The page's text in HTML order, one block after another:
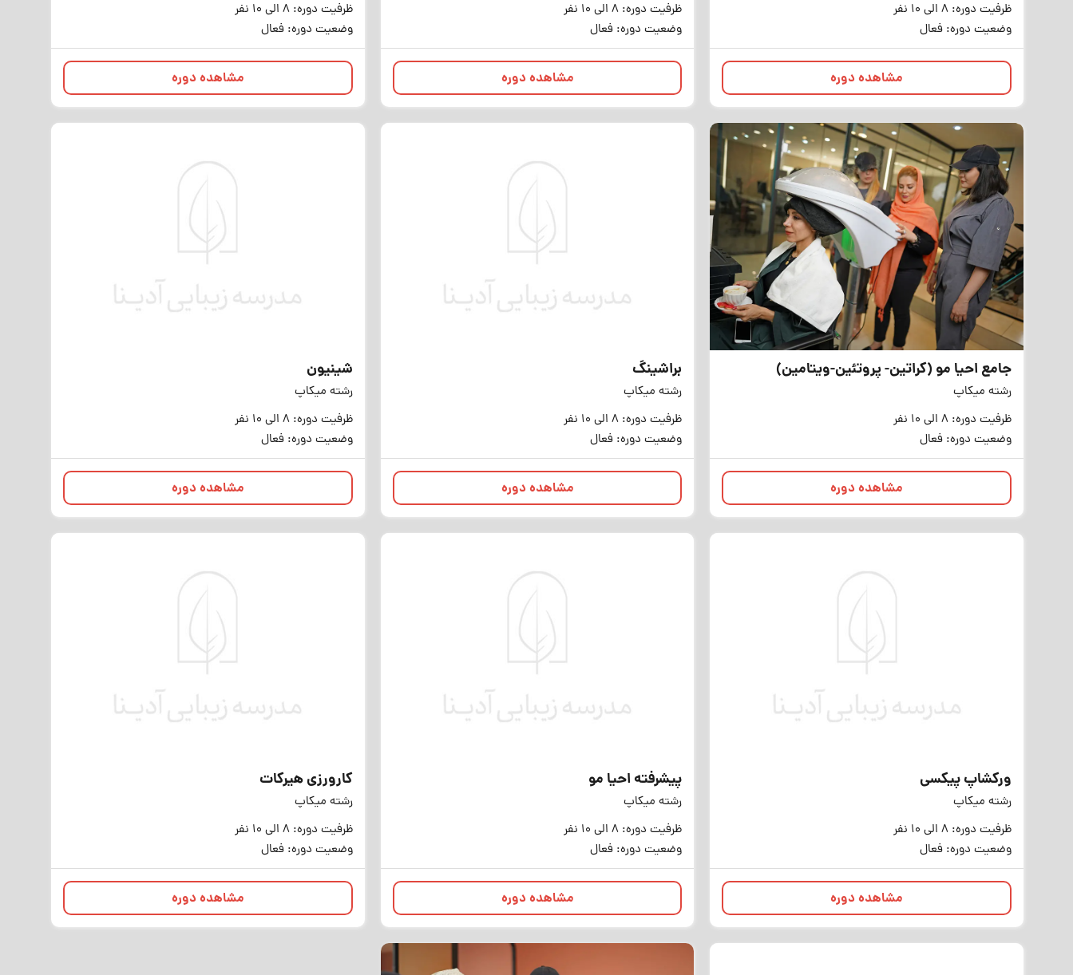
ظرفیت دوره: 8 الی 10 نفر
وضعیت دوره: فعال
مشاهده دوره
ظرفیت دوره: 8 الی 10 نفر
وضعیت دوره: فعال
مشاهده دوره
ظرفیت دوره: 8 الی 10 نفر
وضعیت دوره: فعال
مشاهده دوره
جامع احیا مو (کراتین- پروتئین-ویتامین)
رشته میکاپ
ظرفیت دوره: 8 الی 10 نفر
وضعیت دوره: فعال
مشاهده دوره
براشینگ
رشته میکاپ
ظرفیت دوره: 8 الی 10 نفر
وضعیت دوره: فعال
مشاهده دوره
شینیون
رشته میکاپ
ظرفیت دوره: 8 الی 10 نفر
وضعیت دوره: فعال
مشاهده دوره
ورکشاپ پیکسی
رشته میکاپ
ظرفیت دوره: 8 الی 10 نفر
وضعیت دوره: فعال
مشاهده دوره
پیشرفته احیا مو
رشته میکاپ
ظرفیت دوره: 8 الی 10 نفر
وضعیت دوره: فعال
مشاهده دوره
کارورزی هیرکات
رشته میکاپ
ظرفیت دوره: 8 الی 10 نفر
وضعیت دوره: فعال
مشاهده دوره